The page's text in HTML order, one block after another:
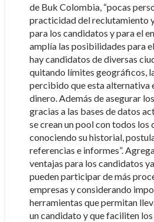
de Buk Colombia, “pocas
practicidad del reclutamiento
para los candidatos y para el
amplía las posibilidades para
hay candidatos de diversas
quitando límites geográficos,
percibido que esta alternativa
dinero. Además de asegurar
gracias a las bases de datos
se crean un pool con todos los
conociendo su historial,
referencias e informes”.
ventajas para los candidatos
pueden participar de más
empresas y considerando
herramientas que permitan
un candidato y que faciliten